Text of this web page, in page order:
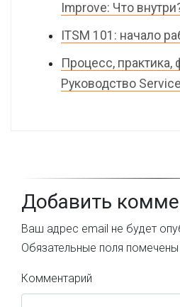
Improve: Что
ITSM 101: начало
Процесс, практика,
Руководство
Добавить
Ваш адрес email не будет
Обязательные поля помечены
Комментарий